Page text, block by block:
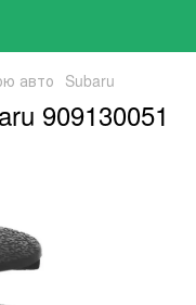
авто Subaru
909130051